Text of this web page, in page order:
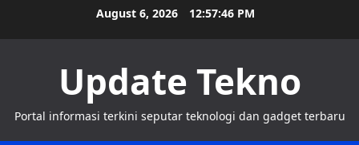
August 6, 2026 12:57:46 PM
Update Tekno
Portal informasi terkini seputar teknologi dan gadget terbaru